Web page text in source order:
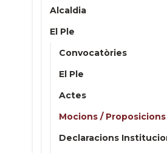
Alcaldia
El Ple
Convocatòries
El Ple
Actes
Mocions / Proposicions
Declaracions